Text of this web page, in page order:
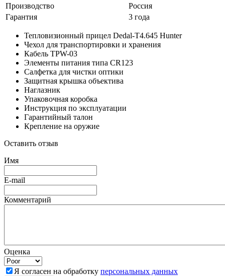
Производство
Россия
Гарантия
3 года
Тепловизионный прицел Dedal-T4.645 Hunter
Чехол для транспортировки и хранения
Кабель TPW-03
Элементы питания типа CR123
Салфетка для чистки оптики
Защитная крышка объектива
Наглазник
Упаковочная коробка
Инструкция по эксплуатации
Гарантийный талон
Крепление на оружие
Оставить отзыв
Имя
E-mail
Комментарий
Оценка
Я согласен на обработку персональных данных